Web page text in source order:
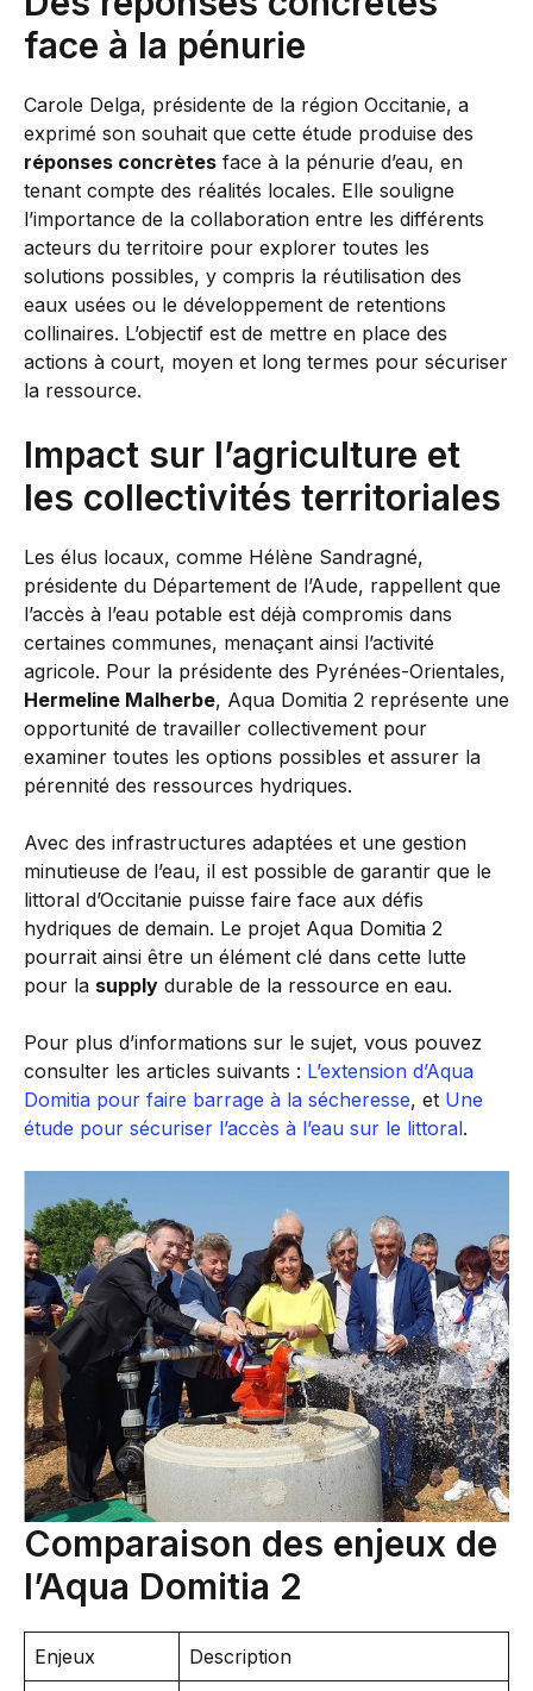
face à la pénurie
Carole Delga, présidente de la région Occitanie, a
exprimé son souhait que cette étude produise des
réponses concrètes face à la pénurie d’eau, en
tenant compte des réalités locales. Elle souligne
l’importance de la collaboration entre les différents
acteurs du territoire pour explorer toutes les
solutions possibles, y compris la réutilisation des
eaux usées ou le développement de retentions
collinaires. L’objectif est de mettre en place des
actions à court, moyen et long termes pour sécuriser
la ressource.
Impact sur l’agriculture et
les collectivités territoriales
Les élus locaux, comme Hélène Sandragné,
présidente du Département de l’Aude, rappellent que
l’accès à l’eau potable est déjà compromis dans
certaines communes, menaçant ainsi l’activité
agricole. Pour la présidente des Pyrénées-Orientales,
Hermeline Malherbe, Aqua Domitia 2 représente une
opportunité de travailler collectivement pour
examiner toutes les options possibles et assurer la
pérennité des ressources hydriques.
Avec des infrastructures adaptées et une gestion
minutieuse de l’eau, il est possible de garantir que le
littoral d’Occitanie puisse faire face aux défis
hydriques de demain. Le projet Aqua Domitia 2
pourrait ainsi être un élément clé dans cette lutte
pour la supply durable de la ressource en eau.
Pour plus d’informations sur le sujet, vous pouvez
consulter les articles suivants : L’extension d’Aqua
Domitia pour faire barrage à la sécheresse, et Une
étude pour sécuriser l’accès à l’eau sur le littoral.
Comparaison des enjeux de
l’Aqua Domitia 2
Enjeux Description